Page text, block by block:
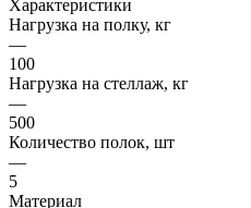
Характеристики
Нагрузка на полку, кг
—
100
Нагрузка на стеллаж, кг
—
500
Количество полок, шт
—
5
Материал